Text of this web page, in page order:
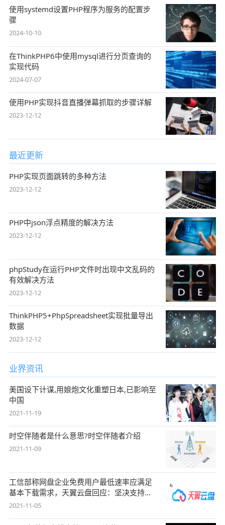
使用systemd设置PHP程序为服务的配置步
骤
2024-10-10
在ThinkPHP6中使用mysql进行分页查询的
实现代码
2024-07-07
使用PHP实现抖音直播弹幕抓取的步骤详解
2023-12-12
最近更新
PHP实现页面跳转的多种方法
2023-12-12
PHP中json浮点精度的解决方法
2023-12-12
phpStudy在运行PHP文件时出现中文乱码的
有效解决方法
2023-12-12
ThinkPHP5+PhpSpreadsheet实现批量导出
数据
2023-12-12
业界资讯
美国设下计谋,用娘炮文化重塑日本,已影响至
中国
2021-11-19
时空伴随者是什么意思?时空伴随者介绍
2021-11-09
工信部称网盘企业免费用户最低速率应满足
基本下载需求，天翼云盘回应：坚决支持，
始终
2021-11-05